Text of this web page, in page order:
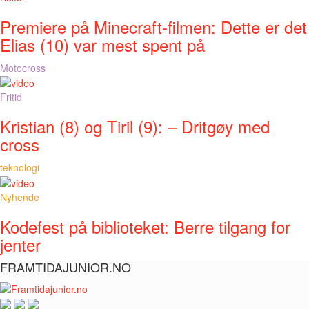
Premiere på Minecraft-filmen: Dette er det
Elias (10) var mest spent på
Motocross
Fritid
Kristian (8) og Tiril (9): – Dritgøy med
cross
teknologi
Nyhende
Kodefest på biblioteket: Berre tilgang for
jenter
FRAMTIDAJUNIOR.NO